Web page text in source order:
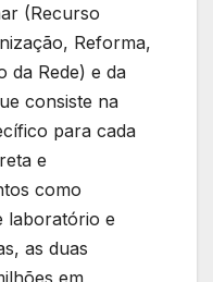
(Recurso
Reforma,
da Rede) e da
consiste na
para cada
e
como
laboratório e
as duas